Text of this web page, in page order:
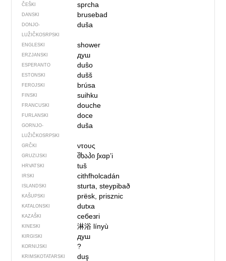
ČEŠKI sprcha
DANSKI brusebad
DONJO­
LUŽIČKOSRPSKI
duša
ENGLESKI shower
ERZJANSKI душ
ESPERANTO duŝo
ESTONSKI dušš
FEROJSKI brúsa
FINSKI suihku
FRANCUSKI douche
FURLANSKI doce
GORNJO­
LUŽIČKOSRPSKI
duša
GRČKI ντους
GRUZIJSKI შხაპი ʃxɑpʼi
HRVATSKI tuš
IRSKI cithfholcadán
ISLANDSKI sturta, steypibað
KAŠUPSKI prësk, prisznic
KATALONSKI dutxa
KAZAŠKI себезгі
KINESKI 淋浴 línyù
KIRGISKI душ
KORNIJSKI ?
KRIMSKOTATARSKI duş